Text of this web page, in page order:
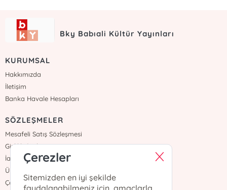
Bky Babıali Kültür Yayınları
KURUMSAL
Hakkımızda
İletişim
Banka Havale Hesapları
SÖZLEŞMELER
Mesafeli Satış Sözleşmesi
Gizlilik Sözleşmesi
İade ve Teslimat
Üyelik Sözleşmesi
Çerez Politikası
Çerezler
Sitemizden en iyi şekilde
faydalanabilmeniz için, amaçlarla